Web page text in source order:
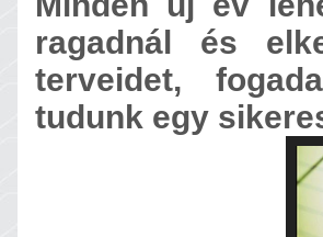
ragadnál és
terveidet,
tudunk egy